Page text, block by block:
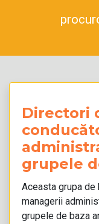
Directori
grupele
Aceasta grupa
managerii
grupele de baza